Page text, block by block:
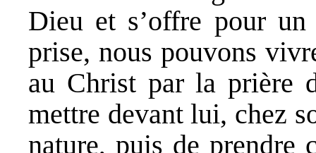
Dieu et s’offre pour
prise, nous pouvons
au Christ par la prière
mettre devant lui, chez
nature, puis de prendre